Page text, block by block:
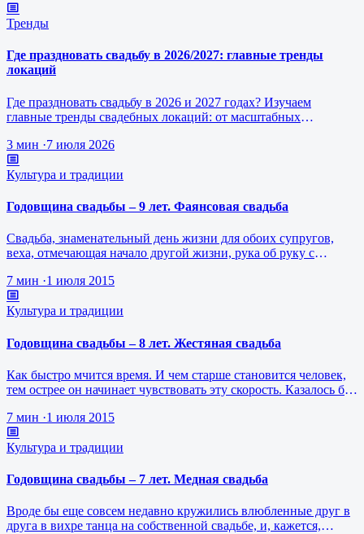
Тренды
Где праздновать свадьбу в 2026/2027: главные тренды
локаций
Где праздновать свадьбу в 2026 и 2027 годах? Изучаем
главные тренды свадебных локаций: от масштабных
3 мин ·7 июля 2026
Культура и традиции
Годовщина свадьбы – 9 лет. Фаянсовая свадьба
Свадьба, знаменательный день жизни для обоих супругов,
веха, отмечающая начало другой жизни, рука об руку с
7 мин ·1 июля 2015
Культура и традиции
Годовщина свадьбы – 8 лет. Жестяная свадьба
Как быстро мчится время. И чем старше становится человек,
тем острее он начинает чувствовать эту скорость. Казалось бы,
7 мин ·1 июля 2015
Культура и традиции
Годовщина свадьбы – 7 лет. Медная свадьба
Вроде бы еще совсем недавно кружились влюбленные друг в
друга в вихре танца на собственной свадьбе, и, кажется,